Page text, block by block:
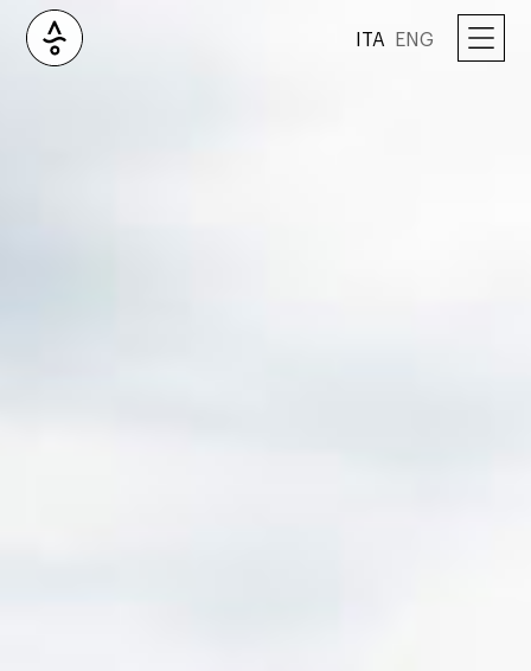
ITA ENG